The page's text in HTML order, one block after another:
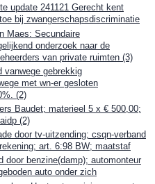
update 241121 Gerecht kent
bij zwangerschapsdiscriminatie
Maes: Secundaire
onderzoek naar de
van private ruimten (3)
vanwege gebrekkig
met wn-er gesloten
(2)
Baudet; materieel 5 x € 500,00;
(2)
door tv-uitzending; csqn-verband
art. 6:98 BW; maatstaf
door benzine(damp); automonteur
auto onder zich